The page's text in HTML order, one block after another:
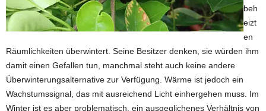
beh
eizt
en
Räumlichkeiten überwintert. Seine Besitzer denken, sie würden ihm
damit einen Gefallen tun, manchmal steht auch keine andere
Überwinterungsalternative zur Verfügung. Wärme ist jedoch ein
Wachstumssignal, das mit ausreichend Licht einhergehen muss. Im
Winter ist es aber problematisch, ein ausgeglichenes Verhältnis von